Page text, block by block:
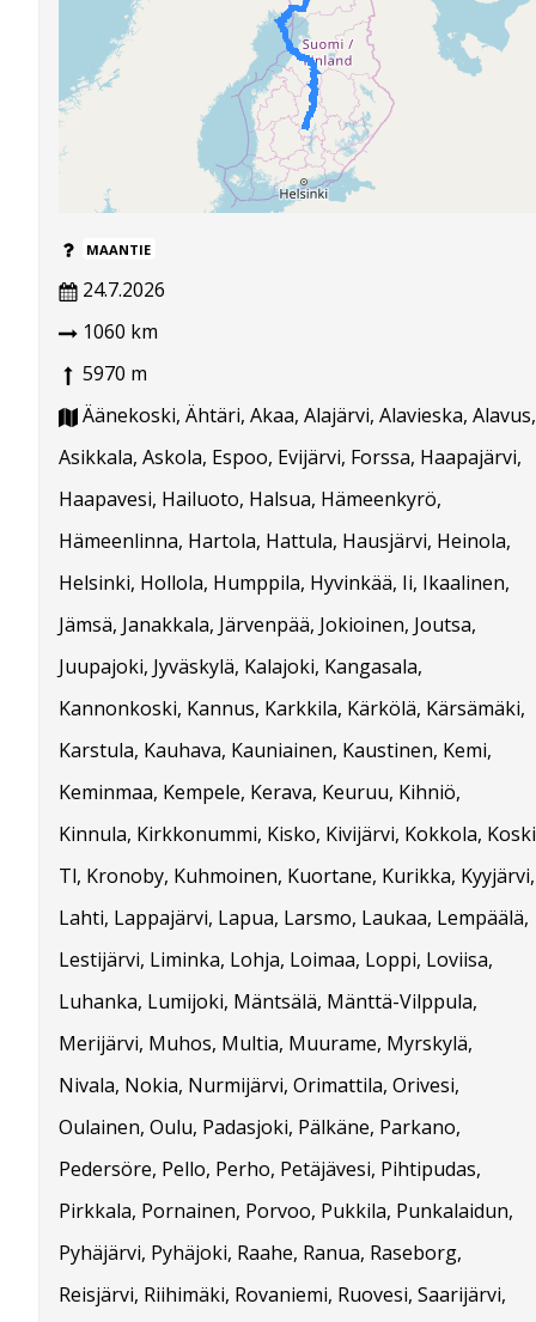
MAANTIE
24.7.2026
1060 km
5970 m
Äänekoski, Ähtäri, Akaa, Alajärvi, Alavieska, Alavus,
Asikkala, Askola, Espoo, Evijärvi, Forssa, Haapajärvi,
Haapavesi, Hailuoto, Halsua, Hämeenkyrö,
Hämeenlinna, Hartola, Hattula, Hausjärvi, Heinola,
Helsinki, Hollola, Humppila, Hyvinkää, Ii, Ikaalinen,
Jämsä, Janakkala, Järvenpää, Jokioinen, Joutsa,
Juupajoki, Jyväskylä, Kalajoki, Kangasala,
Kannonkoski, Kannus, Karkkila, Kärkölä, Kärsämäki,
Karstula, Kauhava, Kauniainen, Kaustinen, Kemi,
Keminmaa, Kempele, Kerava, Keuruu, Kihniö,
Kinnula, Kirkkonummi, Kisko, Kivijärvi, Kokkola, Koski
Tl, Kronoby, Kuhmoinen, Kuortane, Kurikka, Kyyjärvi,
Lahti, Lappajärvi, Lapua, Larsmo, Laukaa, Lempäälä,
Lestijärvi, Liminka, Lohja, Loimaa, Loppi, Loviisa,
Luhanka, Lumijoki, Mäntsälä, Mänttä-Vilppula,
Merijärvi, Muhos, Multia, Muurame, Myrskylä,
Nivala, Nokia, Nurmijärvi, Orimattila, Orivesi,
Oulainen, Oulu, Padasjoki, Pälkäne, Parkano,
Pedersöre, Pello, Perho, Petäjävesi, Pihtipudas,
Pirkkala, Pornainen, Porvoo, Pukkila, Punkalaidun,
Pyhäjärvi, Pyhäjoki, Raahe, Ranua, Raseborg,
Reisjärvi, Riihimäki, Rovaniemi, Ruovesi, Saarijärvi,